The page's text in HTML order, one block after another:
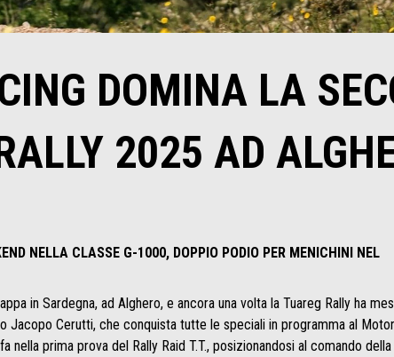
DOMINA LA
2025 AD
NELLA CLASSE G-1000, DOPPIO PODIO PER MENICHINI NEL
in Sardegna, ad Alghero, e ancora una volta la Tuareg Rally ha
Jacopo Cerutti, che conquista tutte le speciali in programma al
prima prova del Rally Raid T.T., posizionandosi al comando